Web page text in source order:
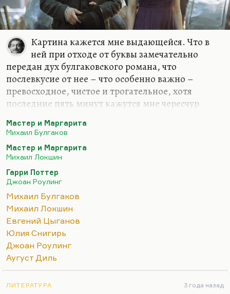
Картина кажется мне выдающейся. Что в
ней при отходе от буквы замечательно
передан дух булгаковского романа, что
послевкусие от нее – что особенно важно –
превосходное, чистое и трогательное, хотя
последние пять минут кажутся мне чересчур
таланта Цыганова и Снигирь такова, что их
минималистская манера игры (без всякой
педали), взглядами и мимикой, действительно
поверить с полным основанием в огромную
интеллектуальную близость, которая между
этими людьми существует, полное
взаимопонимание. Ведь их и сводит тонкое
понимание того, что происходит вокруг них. А
это уже порождает такую солидарность…
Мастер и Маргарита
Михаил Булгаков
Мастер и Маргарита
Михаил Локшин
Гарри Поттер
Джоан Роулинг
Михаил Булгаков
Михаил Локшин
Евгений Цыганов
Юлия Снигирь
Джоан Роулинг
Аугуст Диль
ЛИТЕРАТУРА 3 года назад